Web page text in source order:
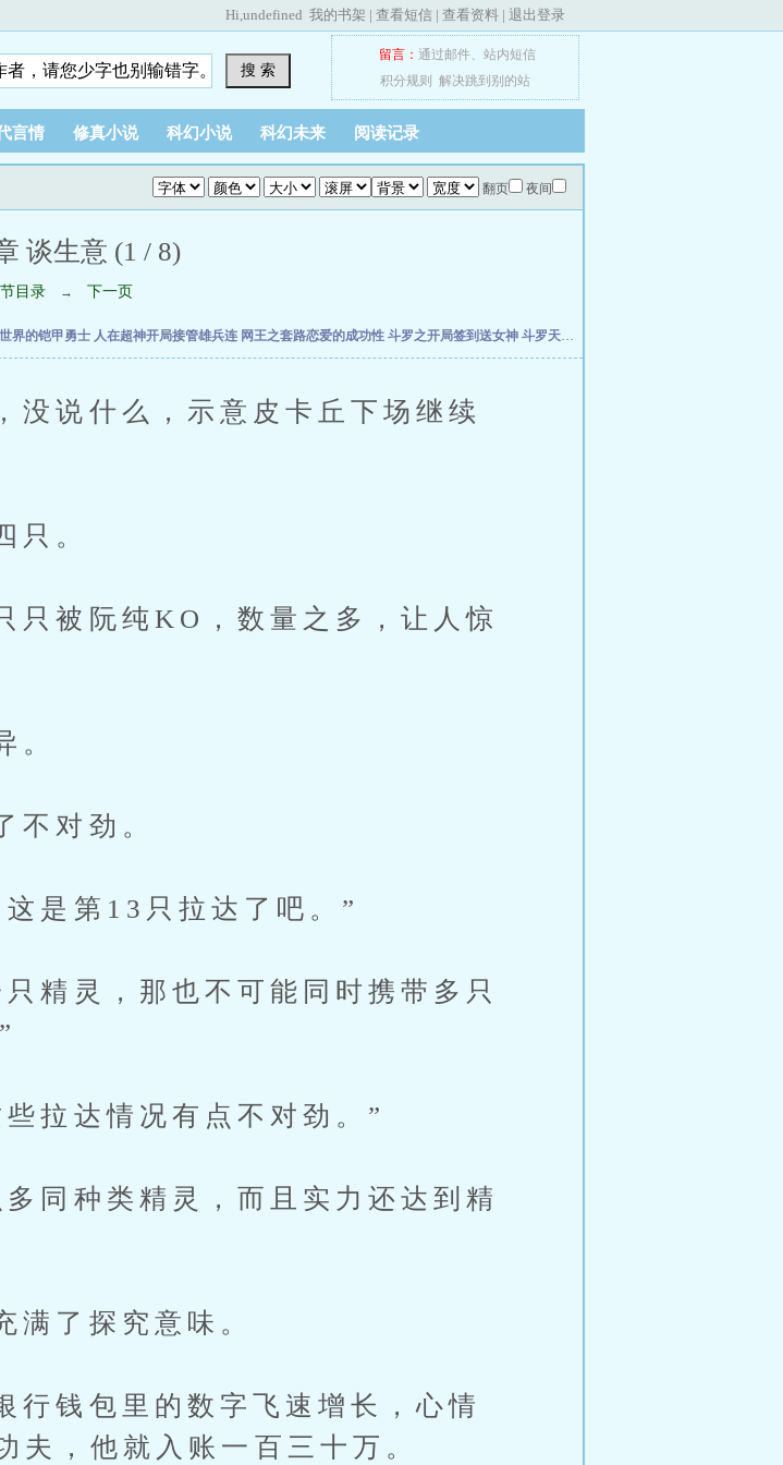
Hi,undefined 我的书架 | 查看短信 | 查看资料 | 退出登录
搜 索
留言： 通过邮件、 站内短信
积分规则
解决跳到别的站
言情 修真小说 科幻小说 科幻未来 阅读记录
翻页 夜间
谈生意 (1 / 8)
目录 → 下一页
界的铠甲勇士 人在超神开局接管雄兵连 网王之套路恋爱的成功性 斗罗之开局签到送女神 斗罗天榜，我的三生武魂瞒不住了
什么，示意皮卡丘下场继续
。
阮纯KO，数量之多，让人惊
对劲。
第13只拉达了吧。”
灵，那也不可能同时携带多只
达情况有点不对劲。”
种类精灵，而且实力还达到精
了探究意味。
包里的数字飞速增长，心情
夫，他就入账一百三十万。